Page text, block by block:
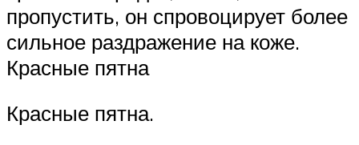
пропустить, он спровоцирует более
сильное раздражение на коже.
Красные пятна
Красные пятна.